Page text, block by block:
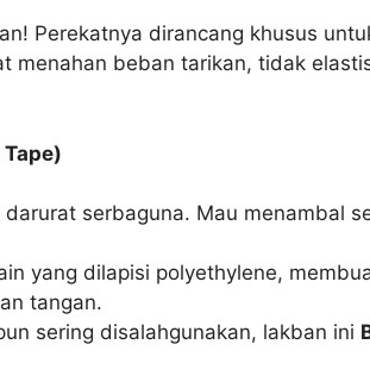
Perekatnya dirancang khusus
menahan beban tarikan, tidak
darurat serbaguna. Mau menambal
yang dilapisi polyethylene,
tangan.
sering disalahgunakan, lakban ini